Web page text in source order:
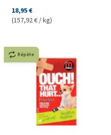
18,95 €
(157,92 € / kg)
Répète